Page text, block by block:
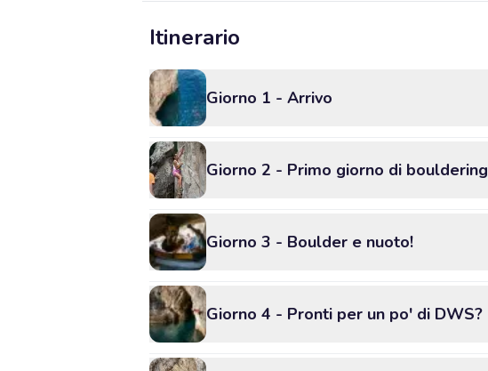
Itinerario
Giorno 1 - Arrivo
Giorno 2 - Primo giorno di bouldering
Giorno 3 - Boulder e nuoto!
Giorno 4 - Pronti per un po' di DWS?